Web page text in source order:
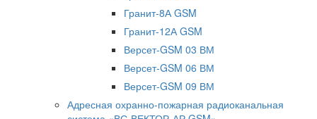
Гранит-8А GSM
Гранит-12А GSM
Версет-GSM 03 ВМ
Версет-GSM 06 ВМ
Версет-GSM 09 ВМ
Адресная охранно-пожарная радиоканальная